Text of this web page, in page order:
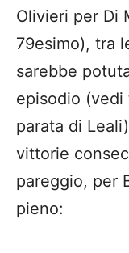
Olivieri per Di
79esimo), tra
sarebbe
episodio (vedi
parata di
vittorie
pareggio, per
pieno: